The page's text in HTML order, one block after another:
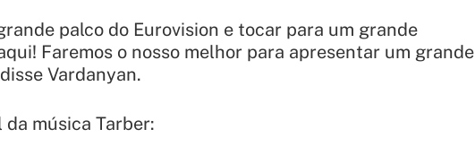
palco do Eurovision e tocar para um grande
Faremos o nosso melhor para apresentar um grande
Vardanyan.
música Tarber: